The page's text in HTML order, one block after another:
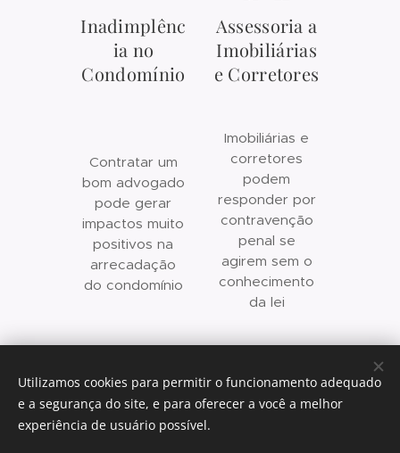
Inadimplênc
ia no
Condomínio
Contratar um
bom advogado
pode gerar
impactos muito
positivos na
arrecadação
do condomínio
Assessoria a
Imobiliárias
e Corretores
Imobiliárias e
corretores
podem
responder por
contravenção
penal se
agirem sem o
conhecimento
da lei
Contato (via whatsapp)
Utilizamos cookies para permitir o funcionamento adequado
e a segurança do site, e para oferecer a você a melhor
experiência de usuário possível.